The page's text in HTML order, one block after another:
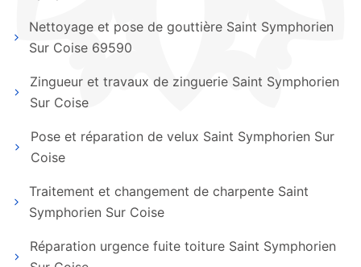
Nettoyage et pose de gouttière Saint Symphorien
Sur Coise 69590
Zingueur et travaux de zinguerie Saint Symphorien
Sur Coise
Pose et réparation de velux Saint Symphorien Sur
Coise
Traitement et changement de charpente Saint
Symphorien Sur Coise
Réparation urgence fuite toiture Saint Symphorien